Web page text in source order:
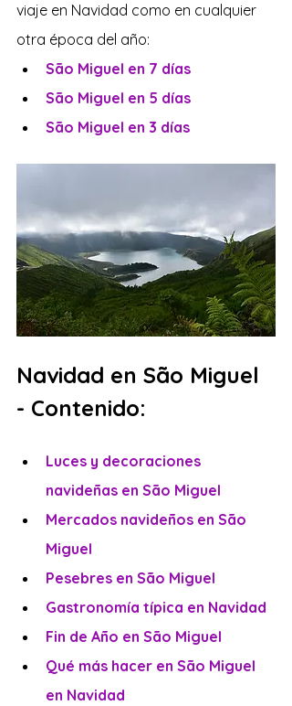
viaje en Navidad como en cualquier
otra época del año:
São Miguel en 7 días
São Miguel en 5 días
São Miguel en 3 días
Navidad en São Miguel
- Contenido:
Luces y decoraciones
navideñas en São Miguel
Mercados navideños en São
Miguel
Pesebres en São Miguel
Gastronomía típica en Navidad
Fin de Año en São Miguel
Qué más hacer en São Miguel
en Navidad